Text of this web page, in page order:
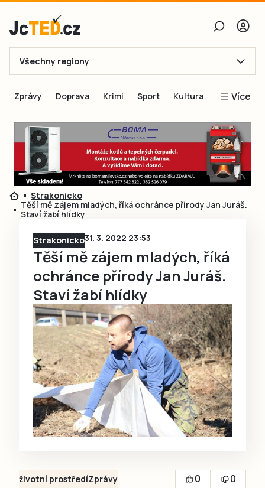
E-mail
Obnovit heslo
Přihlásit se
Přihlásit se přes Facebook
Ještě nemám účet, chci se
Všechny regiony
Zprávy Doprava Krimi Sport Kultura Více
Blogy
Inspirace
Čtenáři píší
Speciální přílohy
Strakonicko
Těší mě zájem mladých, říká ochránce přírody Jan Juráš.
Staví žabí hlídky
Strakonicko31. 3. 2022 23:53
Těší mě zájem mladých, říká
ochránce přírody Jan Juráš.
Staví žabí hlídky
životní prostředíZprávy 0
0